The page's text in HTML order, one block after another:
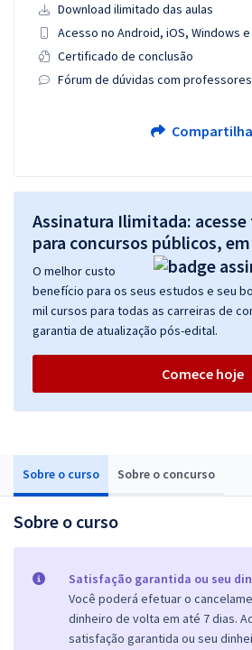
Sobre o curso Sobre o concurso
Sobre o curso
Satisfação garantida ou seu
Você poderá efetuar o
dinheiro de volta em até 7 dias.
satisfação garantida ou seu
Download ilimitado das aulas
Acesso no Android, iOS, Windows e
Certificado de conclusão
Fórum de dúvidas com professores
Assinatura Ilimitada:
para concursos públicos,
O melhor custo
benefício para os seus estudos e seu
mil cursos para todas as carreiras de
garantia de atualização pós-edital.
Comece hoje